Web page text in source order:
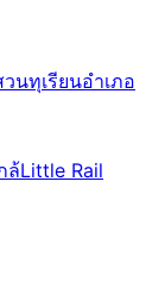
นทุเรียนอำเภอ
ล้Little Rail